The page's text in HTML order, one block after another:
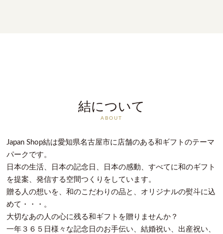
結について
ABOUT
Japan Shop結は愛知県名古屋市に店舗のある和ギフトのテーマ
パークです。
日本の生活、日本の記念日、日本の感動、すべてに和のギフト
を提案、発信する空間つくりをしています。
贈る人の想いを、和のこだわりの品と、オリジナルの熨斗に込
めて・・・。
大切なあの人の心に残る和ギフトを贈りませんか？
一年３６５日様々な記念日のお手伝い、結婚祝い、出産祝い、